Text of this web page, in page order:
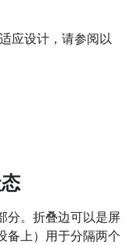
应设计，请参阅以
分。折叠边可以是屏
备上）用于分隔两个